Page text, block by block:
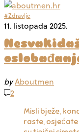
#Zdravlje
11. listopada 2025.
byAboutmen
2
Misli bježe,
raste,